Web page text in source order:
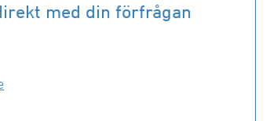
med din förfrågan